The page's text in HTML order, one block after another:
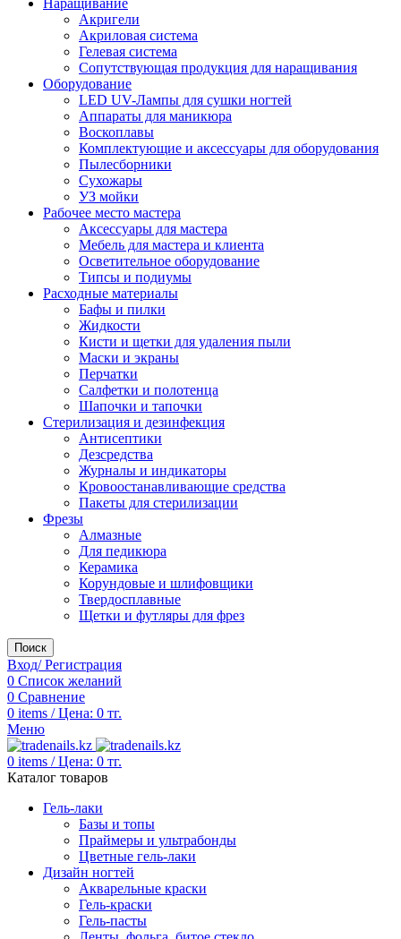
Наращивание
Акригели
Акриловая система
Гелевая система
Сопутствующая продукция для наращивания
Оборудование
LED UV-Лампы для сушки ногтей
Аппараты для маникюра
Воскоплавы
Комплектующие и аксессуары для оборудования
Пылесборники
Сухожары
УЗ мойки
Рабочее место мастера
Аксессуары для мастера
Мебель для мастера и клиента
Осветительное оборудование
Типсы и подиумы
Расходные материалы
Бафы и пилки
Жидкости
Кисти и щетки для удаления пыли
Маски и экраны
Перчатки
Салфетки и полотенца
Шапочки и тапочки
Стерилизация и дезинфекция
Антисептики
Дезсредства
Журналы и индикаторы
Кровоостанавливающие средства
Пакеты для стерилизации
Фрезы
Алмазные
Для педикюра
Керамика
Корундовые и шлифовщики
Твердосплавные
Щетки и футляры для фрез
Поиск
Вход/ Регистрация
0 Список желаний
0 Сравнение
0 items / Цена: 0 тг.
Меню
0 items / Цена: 0 тг.
Каталог товаров
Гель-лаки
Базы и топы
Праймеры и ультрабонды
Цветные гель-лаки
Дизайн ногтей
Акварельные краски
Гель-краски
Гель-пасты